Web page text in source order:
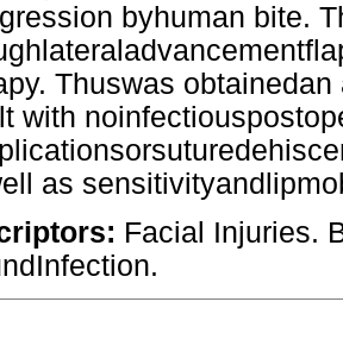
byhuman bite.
Thuswas
with
as
Facial Injuries.